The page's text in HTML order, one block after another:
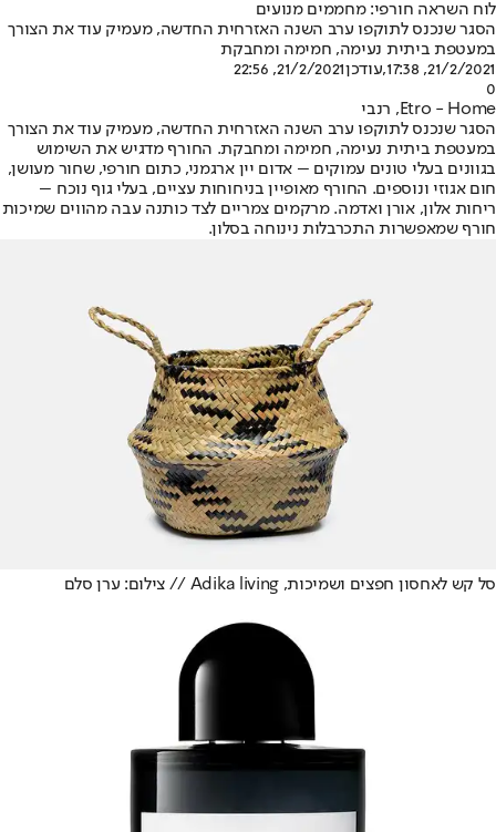
לוח השראה חורפי: מחממים מנועים
הסגר שנכנס לתוקפו ערב השנה האזרחית החדשה, מעמיק עוד את הצורך
במעטפת ביתית נעימה, חמימה ומחבקת
21/2/2021, 17:38
,עודכן21/2/2021, 22:56
0
Etro - Home, רנבי
הסגר שנכנס לתוקפו ערב השנה האזרחית החדשה, מעמיק עוד את הצורך
במעטפת ביתית נעימה, חמימה ומחבקת. החורף מדגיש את השימוש
בגוונים בעלי טונים עמוקים – אדום יין ארגמני, כתום חורפי, שחור מעושן,
חום אגוזי ונוספים. החורף מאופיין בניחוחות עציים, בעלי גוף נוכח –
ריחות אלון, אורן ואדמה. מרקמים צמריים לצד כותנה עבה מהווים שמיכות
חורף שמאפשרות התכרבלות נינוחה בסלון.
סל קש לאחסון חפצים ושמיכות, Adika living // צילום: ערן סלם